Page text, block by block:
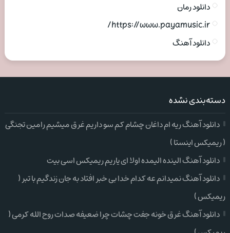
دانلود رمان
https://www.payamusic.ir/
دانلود آهنگ
دسته‌بندی نشده
دانلود آهنگ ریه ام داغان چشام کم سو داریم غرق میشیم رامین تجنگی
( ریمیکس اینستا )
دانلود آهنگ الینده الیمده اولا ای یاریم ریمیکس اسی بیت
دانلود آهنگ نمیدانم عه کدام خدا بی خبر افتاد به جان زندگیم با تبر (
ریمیکس )
دانلود آهنگ غرق خونه جفت چشات چرا ضعیفه صدات روح الله کرمی (